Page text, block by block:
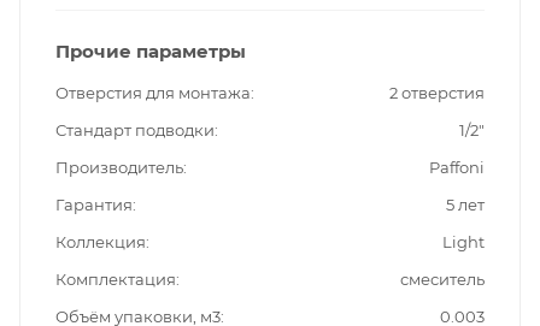
Прочие параметры
Отверстия для монтажа
2 отверстия
Стандарт подводки
1/2"
Производитель
Paffoni
Гарантия
5 лет
Коллекция
Light
Комплектация
смеситель
Объём упаковки, м3
0.003